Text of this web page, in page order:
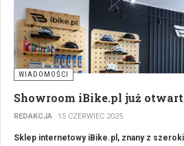
na Podkarpaciu, a drugi w Polsce tego
Grupę LPP we współpracy z samorządem
WIADOMOŚCI
Showroom iBike.pl już
REDAKCJA 15 CZERWIEC 2025
Sklep internetowy iBike.pl, znany z